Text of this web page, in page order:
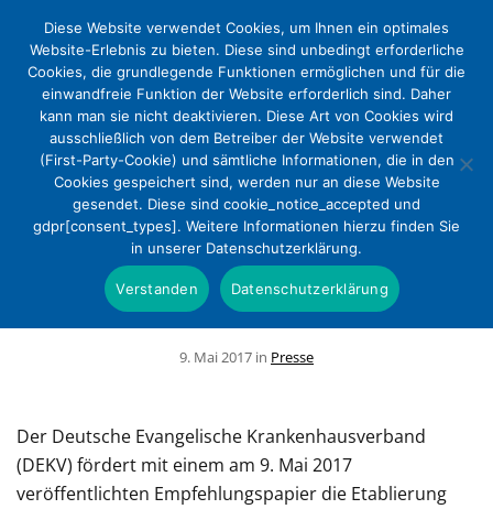
Selbstbestimmung demenzkranker
Patienten bewahren – DEKV
veröffentlicht Empfehlungen für
demenzsensible Krankenhäuser
9. Mai 2017 in Presse
Der Deutsche Evangelische Krankenhausverband
(DEKV) fördert mit einem am 9. Mai 2017
veröffentlichten Empfehlungspapier die Etablierung
Diese Website verwendet Cookies, um Ihnen ein optimales
Website-Erlebnis zu bieten. Diese sind unbedingt erforderliche
Cookies, die grundlegende Funktionen ermöglichen und für die
einwandfreie Funktion der Website erforderlich sind. Daher
kann man sie nicht deaktivieren. Diese Art von Cookies wird
ausschließlich von dem Betreiber der Website verwendet
(First-Party-Cookie) und sämtliche Informationen, die in den
Cookies gespeichert sind, werden nur an diese Website
gesendet. Diese sind cookie_notice_accepted und
gdpr[consent_types]. Weitere Informationen hierzu finden Sie
in unserer Datenschutzerklärung.
Verstanden Datenschutzerklärung